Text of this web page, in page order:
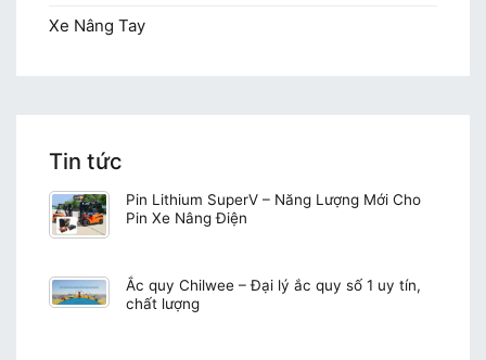
Xe Nâng Tay
Tin tức
Pin Lithium SuperV – Năng Lượng Mới Cho
Pin Xe Nâng Điện
Ắc quy Chilwee – Đại lý ắc quy số 1 uy tín,
chất lượng